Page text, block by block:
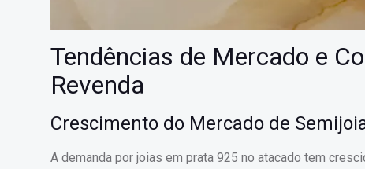
Tendências de Mercado e
Revenda
Crescimento do Mercado de
A demanda por joias em prata 925 no atacado tem